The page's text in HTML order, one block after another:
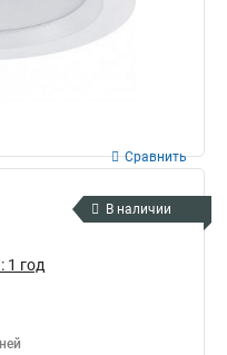
Сравнить
В наличии
1 год